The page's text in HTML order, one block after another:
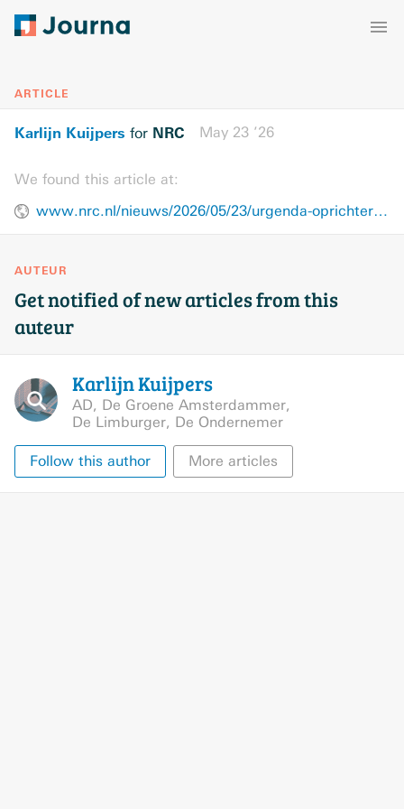
ARTICLE
Karlijn Kuijpers for NRC May 23 ’26
We found this article at:
www.nrc.nl/nieuws/2026/05/23/urgenda-oprichter-en-directeur-marjan-minnesma-overleden-a4928520
AUTEUR
Get notified of new articles from this
auteur
KarlijnKuijpers
AD, De Groene Amsterdammer,
De Limburger, De Ondernemer
Follow this author More articles